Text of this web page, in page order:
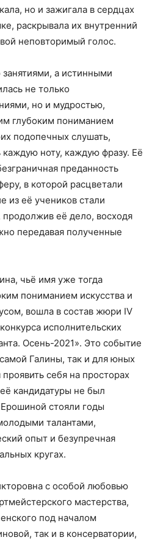
но и зажигала в сердцах
раскрывала их внутренний
неповторимый голос.
а истинными
не только
но и мудростью,
глубоким пониманием
подопечных слушать,
каждую ноту, каждую фразу. Её
преданность
в которой расцветали
из её учеников стали
её дело, восходя
передавая полученные
чьё имя уже тогда
пониманием искусства и
вошла в состав жюри IV
исполнительских
Осень-2021». Это событие
Галины, так и для юных
себя на просторах
кандидатуры не был
стояли годы
талантами,
опыт и безупречная
кругах.
с особой любовью
мастерства,
под началом
так и в консерватории,